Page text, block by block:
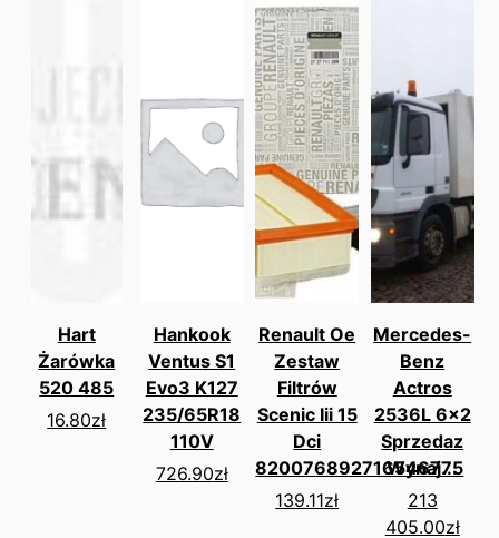
Hart
Żarówka
520 485
16.80zł
Hankook
Ventus S1
Evo3 K127
235/65R18
110V
726.90zł
Renault Oe
Zestaw
Filtrów
Scenic Iii 15
Dci
820076892716546775
139.11zł
Mercedes-
Benz
Actros
2536L 6x2
Sprzedaz
Wynaj...
213
405.00zł